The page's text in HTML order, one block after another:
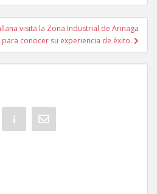
visita la Zona Industrial de Arinaga
para conocer su experiencia de éxito.